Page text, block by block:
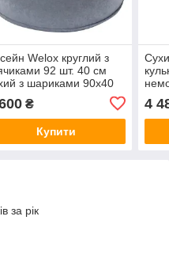
Welox круглий з
92 шт. 40 см
з шариками 90x40
₴
Купити
4
за рік